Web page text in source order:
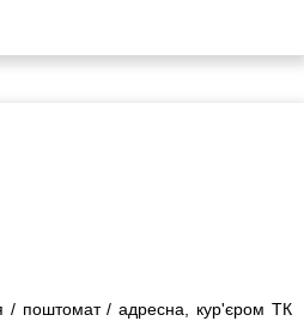
/ поштомат / адресна, кур'єром ТК